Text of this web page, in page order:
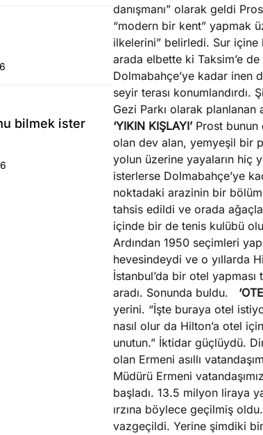
bilmek ister
danışmanı” olarak geldi
“modern bir kent” yapmak
ilkelerini” belirledi. Sur içine
arada elbette ki Taksim’e
Dolmabahçe’ye kadar inen
seyir terası konumlandırdı.
Gezi Parkı olarak
‘YIKIN KIŞLAYI’Prost bunun
olan dev alan, yemyeşil bir
yolun üzerine yayaların hiç
isterlerse Dolmabahçe’ye
noktadaki arazinin bir
tahsis edildi ve orada
içinde bir de tenis kulübü
Ardından 1950 seçimleri
hevesindeydi ve o yıllarda
İstanbul’da bir otel
aradı. Sonunda buldu.
yerini. “İşte buraya otel
nasıl olur da Hilton’a otel
unutun.” İktidar güçlüydü.
olan Ermeni asıllı
Müdürü Ermeni
başladı. 13.5 milyon liraya
ırzına böylece geçilmiş
vazgeçildi. Yerine şimdiki